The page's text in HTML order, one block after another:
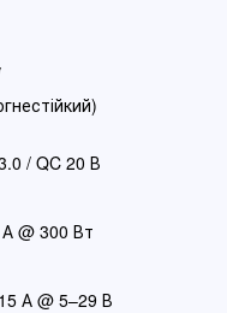
/ QC 20 В
@ 300 Вт
А @ 5–29 В